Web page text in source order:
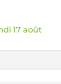
17 août